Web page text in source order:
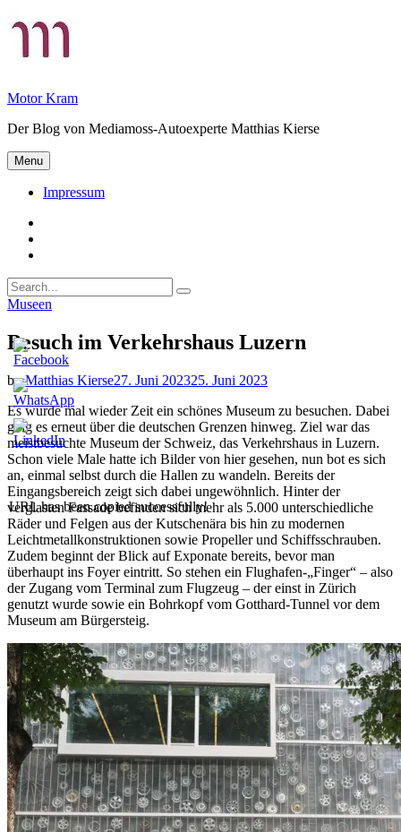
to
Motor Kram
Der Blog von Mediamoss-Autoexperte Matthias Kierse
Menu
Impressum
Einstellungen
Search
for:
Search
Categories
Museen
Besuch im Verkehrshaus Luzern
byMatthias Kierse27. Juni 202325. Juni 2023
Es wurde mal wieder Zeit ein schönes Museum zu besuchen. Dabei
ging es erneut über die deutschen Grenzen hinweg. Ziel war das
meistbesuchte Museum der Schweiz, das Verkehrshaus in Luzern.
Schon viele Male hatte ich Bilder von hier gesehen, nun bot es sich
an, einmal selbst durch die Hallen zu wandeln. Bereits der
Eingangsbereich zeigt sich dabei ungewöhnlich. Hinter der
verglasten Fassade befinden sich mehr als 5.000 unterschiedliche
Räder und Felgen aus der Kutschenära bis hin zu modernen
Leichtmetallkonstruktionen sowie Propeller und Schiffsschrauben.
Zudem beginnt der Blick auf Exponate bereits, bevor man
überhaupt ins Foyer eintritt. So stehen ein Flughafen-„Finger“ – also
der Zugang vom Terminal zum Flugzeug – der einst in Zürich
genutzt wurde sowie ein Bohrkopf vom Gotthard-Tunnel vor dem
Museum am Bürgersteig.
URL has been copied successfully!